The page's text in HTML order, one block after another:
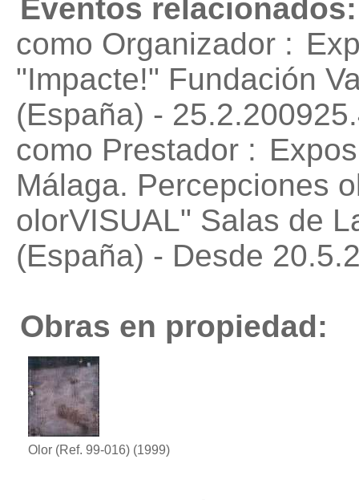
Eventos relacionados:
como Organizador :
"Impacte!" Fundación
(España) -
como Prestador :
Málaga. Percepciones
olorVISUAL" Salas de
(España) - Desde
Obras en propiedad:
Olor (Ref. 99-016) (1999)